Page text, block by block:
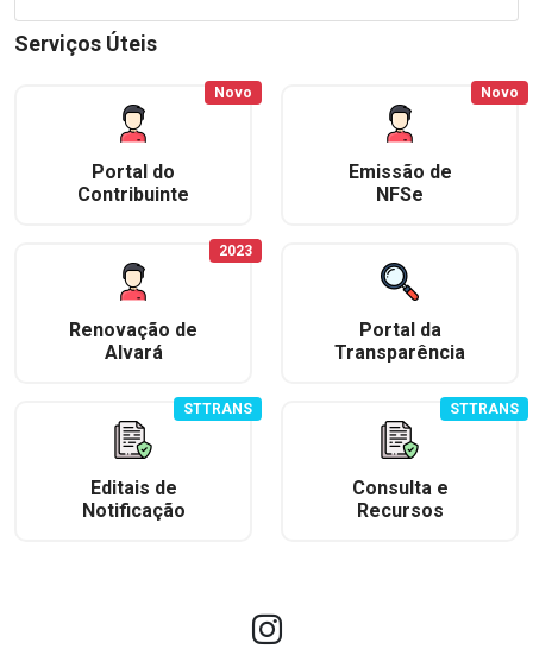
Serviços Úteis
Portal do
Contribuinte
Novo
Emissão de
NFSe
Novo
Renovação de
Alvará
2023
Portal da
Transparência
Editais de
Notificação
STTRANS
Consulta e
Recursos
STTRANS